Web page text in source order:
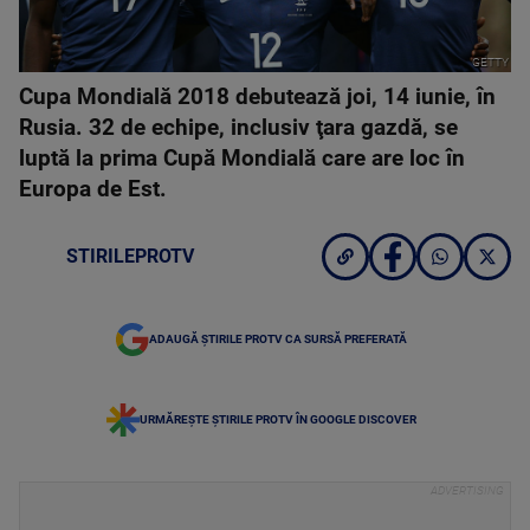
GETTY
Cupa Mondială 2018 debutează joi, 14 iunie, în
Rusia. 32 de echipe, inclusiv ţara gazdă, se
luptă la prima Cupă Mondială care are loc în
Europa de Est.
STIRILEPROTV
ADAUGĂ ȘTIRILE PROTV CA SURSĂ PREFERATĂ
URMĂREȘTE ȘTIRILE PROTV ÎN GOOGLE DISCOVER